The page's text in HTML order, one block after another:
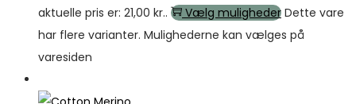
aktuelle pris er: 21,00 kr..
Vælg muligheder Dette vare
har flere varianter. Mulighederne kan vælges på
varesiden